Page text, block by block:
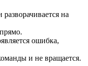
на
ошибка,
и не вращается.